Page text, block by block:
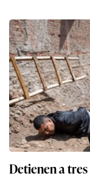
Detienen a